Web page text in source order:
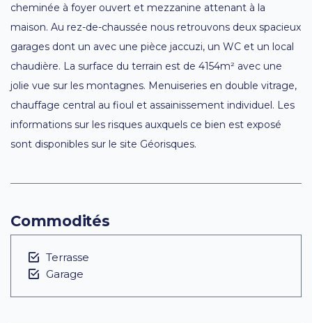
cheminée à foyer ouvert et mezzanine attenant à la
maison. Au rez-de-chaussée nous retrouvons deux spacieux
garages dont un avec une pièce jaccuzi, un WC et un local
chaudière. La surface du terrain est de 4154m² avec une
jolie vue sur les montagnes. Menuiseries en double vitrage,
chauffage central au fioul et assainissement individuel. Les
informations sur les risques auxquels ce bien est exposé
sont disponibles sur le site Géorisques.
Commodités
Terrasse
Garage